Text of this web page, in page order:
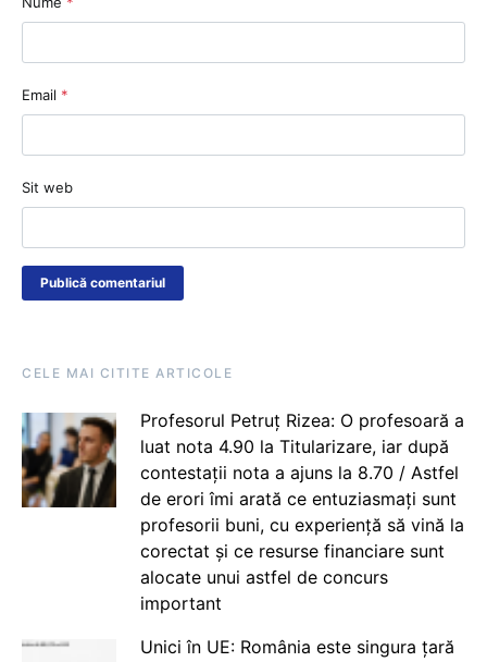
Email *
Sit web
CELE MAI CITITE ARTICOLE
Profesorul Petruț Rizea: O profesoară a
luat nota 4.90 la Titularizare, iar după
contestații nota a ajuns la 8.70 / Astfel
de erori îmi arată ce entuziasmați sunt
profesorii buni, cu experiență să vină la
corectat și ce resurse financiare sunt
alocate unui astfel de concurs
important
Unici în UE: România este singura țară